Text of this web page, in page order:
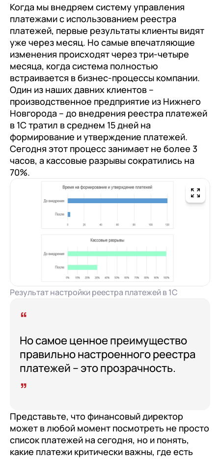
Когда мы внедряем систему управления
платежами с использованием реестра
платежей, первые результаты клиенты видят
уже через месяц. Но самые впечатляющие
изменения происходят через три-четыре
месяца, когда система полностью
встраивается в бизнес-процессы компании.
Один из наших давних клиентов –
производственное предприятие из Нижнего
Новгорода – до внедрения реестра платежей
в 1С тратил в среднем 15 дней на
формирование и утверждение платежей.
Сегодня этот процесс занимает не более 3
часов, а кассовые разрывы сократились на
70%.
Результат настройки реестра платежей в 1С
Но самое ценное преимущество
правильно настроенного реестра
платежей – это прозрачность.
Представьте, что финансовый директор
может в любой момент посмотреть не просто
список платежей на сегодня, но и понять,
какие платежи критически важны, где есть